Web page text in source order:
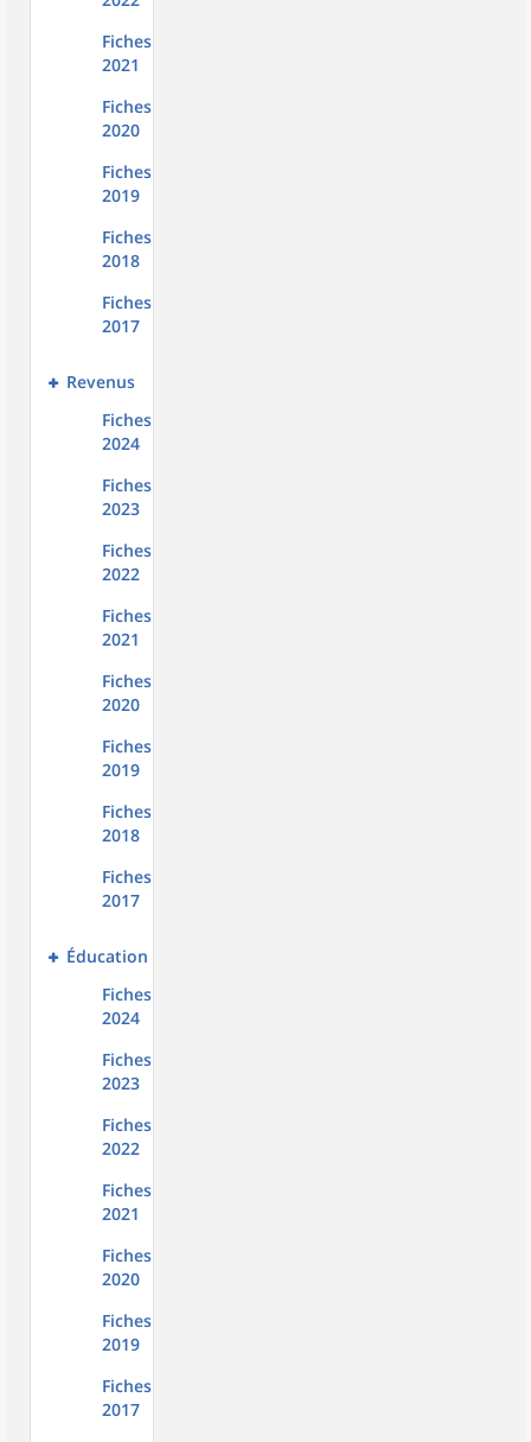
Fiches
2021
Fiches
2020
Fiches
2019
Fiches
2018
Fiches
2017
Revenus
Fiches
2024
Fiches
2023
Fiches
2022
Fiches
2021
Fiches
2020
Fiches
2019
Fiches
2018
Fiches
2017
Éducation
Fiches
2024
Fiches
2023
Fiches
2022
Fiches
2021
Fiches
2020
Fiches
2019
Fiches
2017